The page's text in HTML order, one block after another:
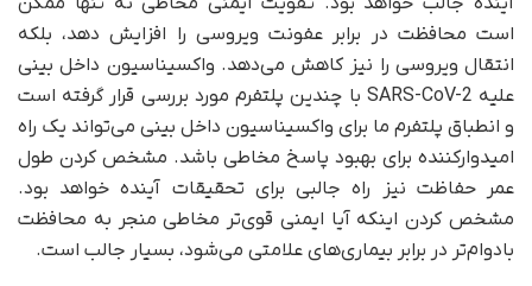
است محافظت در برابر عفونت ویروسی را افزایش دهد، بلکه
انتقال ویروسی را نیز کاهش می‌دهد. واکسیناسیون داخل بینی
علیه SARS-CoV-2 با چندین پلتفرم مورد بررسی قرار گرفته است
و انطباق پلتفرم ما برای واکسیناسیون داخل بینی می‌تواند یک راه
امیدوارکننده برای بهبود پاسخ مخاطی باشد. مشخص کردن طول
عمر حفاظت نیز راه جالبی برای تحقیقات آینده خواهد بود.
مشخص کردن اینکه آیا ایمنی قوی‌تر مخاطی منجر به محافظت
بادوام‌تر در برابر بیماری‌های علامتی می‌شود، بسیار جالب است.